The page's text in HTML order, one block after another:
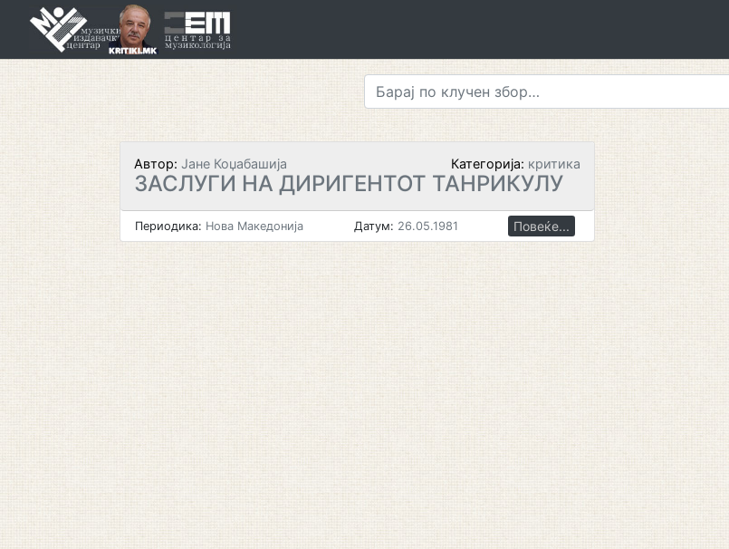
Автор: Јане Коџабашија Категорија: критика
ЗАСЛУГИ НА ДИРИГЕНТОТ ТАНРИКУЛУ
Периодика: Нова Македонија Датум: 26.05.1981 Повеќе...